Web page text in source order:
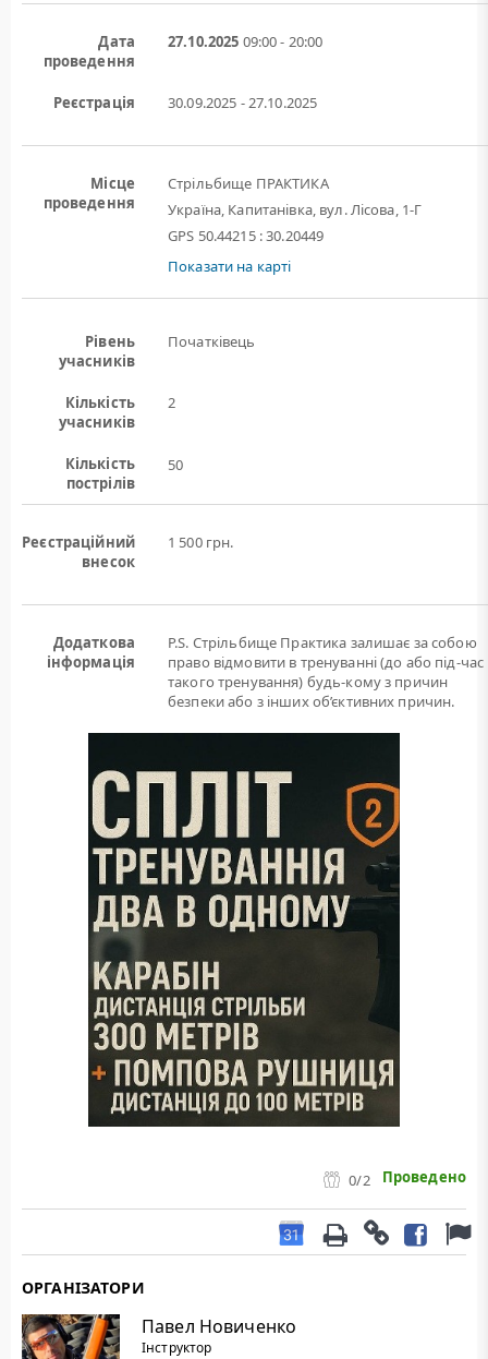
Дата
проведення
27.10.2025 09:00 - 20:00
Реєстрація 30.09.2025 - 27.10.2025
Місце
проведення
Стрільбище ПРАКТИКА
Україна, Капитанівка, вул. Лісова, 1-Г
GPS 50.44215 : 30.20449
Показати на карті
Рівень
учасників
Початківець
Кількість
учасників
2
Кількість
пострілів
50
Реєстраційний
внесок
1 500 грн.
Додаткова
інформація
P.S. Стрільбище Практика залишає за собою
право відмовити в тренуванні (до або під-час
такого тренування) будь-кому з причин
безпеки або з інших об’єктивних причин.
0/2 Проведено
ОРГАНІЗАТОРИ
Павел Новиченко
Інструктор